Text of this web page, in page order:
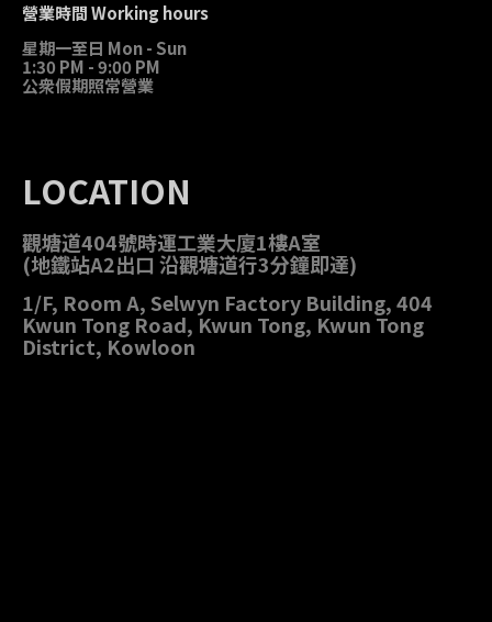
營業時間 Working hours
星期一至日 Mon - Sun
1:30 PM - 9:00 PM
公衆假期照常營業
LOCATION
觀塘道404號時運工業大廈1樓A室
(地鐵站A2出口 沿觀塘道行3分鐘即達)
1/F, Room A, Selwyn Factory Building, 404
Kwun Tong Road, Kwun Tong, Kwun Tong
District, Kowloon